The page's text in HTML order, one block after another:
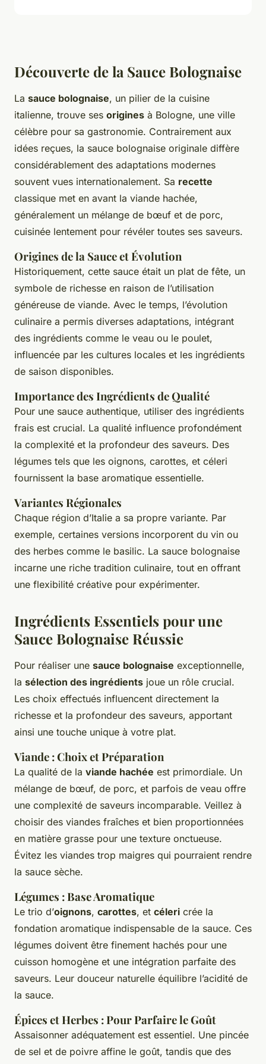
Découverte de la Sauce Bolognaise
La sauce bolognaise, un pilier de la cuisine
italienne, trouve ses origines à Bologne, une ville
célèbre pour sa gastronomie. Contrairement aux
idées reçues, la sauce bolognaise originale diffère
considérablement des adaptations modernes
souvent vues internationalement. Sa recette
classique met en avant la viande hachée,
généralement un mélange de bœuf et de porc,
cuisinée lentement pour révéler toutes ses saveurs.
Origines de la Sauce et Évolution
Historiquement, cette sauce était un plat de fête, un
symbole de richesse en raison de l’utilisation
généreuse de viande. Avec le temps, l’évolution
culinaire a permis diverses adaptations, intégrant
des ingrédients comme le veau ou le poulet,
influencée par les cultures locales et les ingrédients
de saison disponibles.
Importance des Ingrédients de Qualité
Pour une sauce authentique, utiliser des ingrédients
frais est crucial. La qualité influence profondément
la complexité et la profondeur des saveurs. Des
légumes tels que les oignons, carottes, et céleri
fournissent la base aromatique essentielle.
Variantes Régionales
Chaque région d’Italie a sa propre variante. Par
exemple, certaines versions incorporent du vin ou
des herbes comme le basilic. La sauce bolognaise
incarne une riche tradition culinaire, tout en offrant
une flexibilité créative pour expérimenter.
Ingrédients Essentiels pour une
Sauce Bolognaise Réussie
Pour réaliser une sauce bolognaise exceptionnelle,
la sélection des ingrédients joue un rôle crucial.
Les choix effectués influencent directement la
richesse et la profondeur des saveurs, apportant
ainsi une touche unique à votre plat.
Viande : Choix et Préparation
La qualité de la viande hachée est primordiale. Un
mélange de bœuf, de porc, et parfois de veau offre
une complexité de saveurs incomparable. Veillez à
choisir des viandes fraîches et bien proportionnées
en matière grasse pour une texture onctueuse.
Évitez les viandes trop maigres qui pourraient rendre
la sauce sèche.
Légumes : Base Aromatique
Le trio d’oignons, carottes, et céleri crée la
fondation aromatique indispensable de la sauce. Ces
légumes doivent être finement hachés pour une
cuisson homogène et une intégration parfaite des
saveurs. Leur douceur naturelle équilibre l’acidité de
la sauce.
Épices et Herbes : Pour Parfaire le Goût
Assaisonner adéquatement est essentiel. Une pincée
de sel et de poivre affine le goût, tandis que des